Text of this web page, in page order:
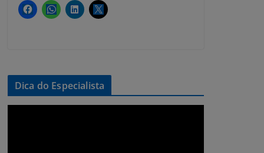
Dica do Especialista